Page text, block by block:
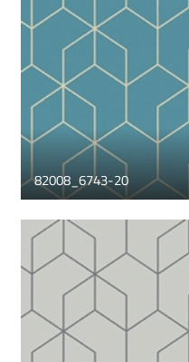
82008_6743-20